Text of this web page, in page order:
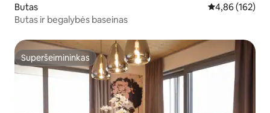
Butas Vidutinis
4,86 (162)
Butas ir begalybės baseinas
Superšeimininkas
Superšeimininkas